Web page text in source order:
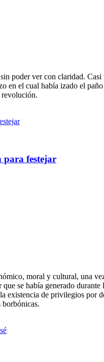
poder ver con claridad. Casi
en el cual había izado el
revolución.
para festejar
moral y cultural, una
que se había generado
existencia de privilegios por
borbónicas.